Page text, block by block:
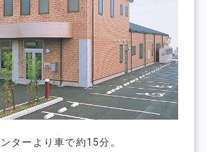
ターより車で約15分。